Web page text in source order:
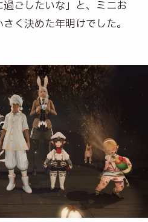
過ごしたいな」と、ミニお
く決めた年明けでした。